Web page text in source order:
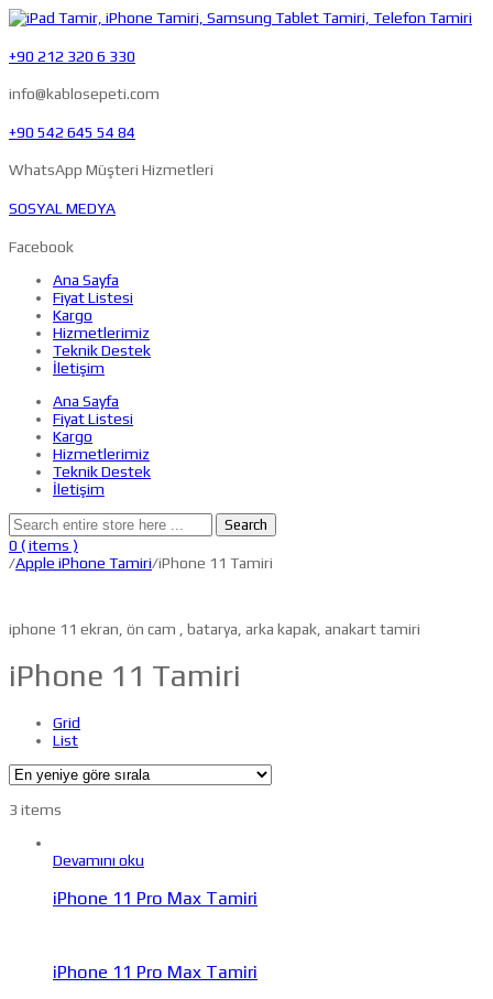
+90 212 320 6 330
info@kablosepeti.com
+90 542 645 54 84
WhatsApp Müşteri Hizmetleri
SOSYAL MEDYA
Facebook
Ana Sayfa
Fiyat Listesi
Kargo
Hizmetlerimiz
Teknik Destek
İletişim
Ana Sayfa
Fiyat Listesi
Kargo
Hizmetlerimiz
Teknik Destek
İletişim
Search
0 ( items )
/Apple iPhone Tamiri/iPhone 11 Tamiri
iphone 11 ekran, ön cam , batarya, arka kapak, anakart tamiri
iPhone 11 Tamiri
Grid
List
3 items
Devamını oku
iPhone 11 Pro Max Tamiri
iPhone 11 Pro Max Tamiri